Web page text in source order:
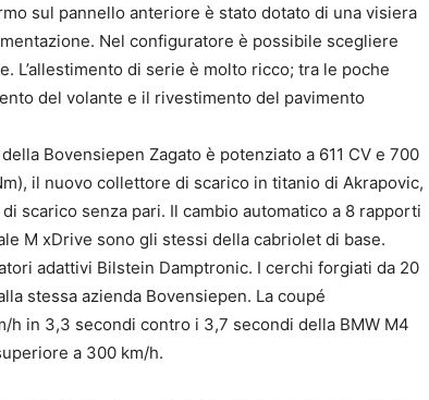
sul pannello anteriore è stato dotato di una visiera
Nel configuratore è possibile scegliere
L’allestimento di serie è molto ricco; tra le poche
del volante e il rivestimento del pavimento
Bovensiepen Zagato è potenziato a 611 CV e 700
il nuovo collettore di scarico in titanio di Akrapovic,
scarico senza pari. Il cambio automatico a 8 rapporti
M xDrive sono gli stessi della cabriolet di base.
adattivi Bilstein Damptronic. I cerchi forgiati da 20
stessa azienda Bovensiepen. La coupé
h in 3,3 secondi contro i 3,7 secondi della BMW M4
a 300 km/h.